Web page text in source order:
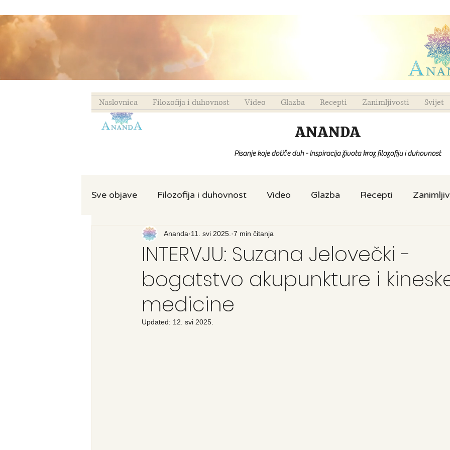
Naslovnica Filozofija i duhovnost Video Glazba Recepti Zanimljivosti Svijet
ANANDA
Pisanje koje dotiče duh - Inspiracija života kroz filozofiju i duhovnost
Sve objave Filozofija i duhovnost Video Glazba Recepti
Recenzija knjige Svijet
INTERVJU: Suzana Jelovečki -
bogatstvo akupunkture i
medicine
Ananda 11. svi 2025. 7 min čitanja
Updated: 12. svi 2025.